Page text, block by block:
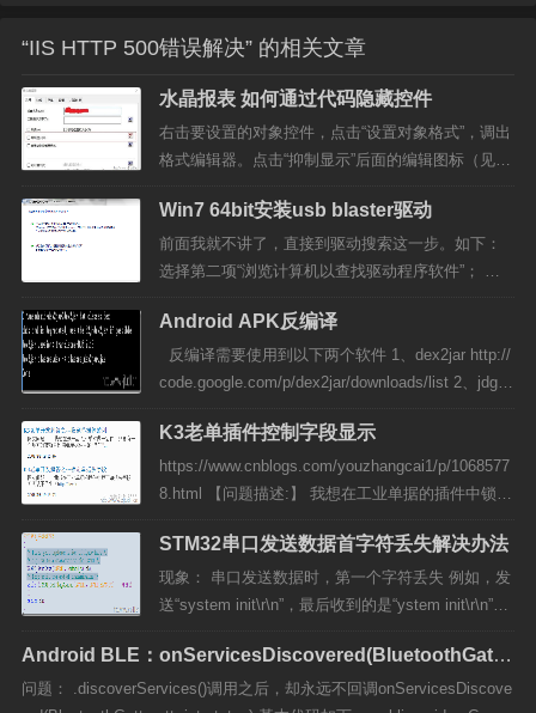
“IIS HTTP 500错误解决” 的相关文章
水晶报表 如何通过代码隐藏控件
右击要设置的对象控件，点击“设置对象格式”，调出
格式编辑器。点击“抑制显示”后面的编辑图标（见图
句 then true else &n...
Win7 64bit安装usb blaster驱动
前面我就不讲了，直接到驱动搜索这一步。如下：
选择第二项“浏览计算机以查找驱动程序软件”； 关
图中一定要将驱动程序位置设置为 “D:\altera\90\qua
rtus\drivers\usb-blaster...
Android APK反编译
反编译需要使用到以下两个软件 1、dex2jar http://
code.google.com/p/dex2jar/downloads/list 2、jdgui
编译步骤如下： 1、将APK...
K3老单插件控制字段显示
https://www.cnblogs.com/youzhangcai1/p/1068577
8.html 【问题描述:】 我想在工业单据的插件中锁定
o m_BillTransfer.Head.count - 1 &n...
STM32串口发送数据首字符丢失解决办法
现象： 串口发送数据时，第一个字符丢失 例如，发
送“system init\r\n”，最后收到的是“ystem init\r\n”，
析： TC 和 TXE 标志位在复位的时候被置1 ，这样
第一次whil...
Android BLE：onServicesDiscovered(BluetoothGatt
gatt, int status) 没有回调过
问题： .discoverServices()调用之后，却永远不回调onServicesDiscove